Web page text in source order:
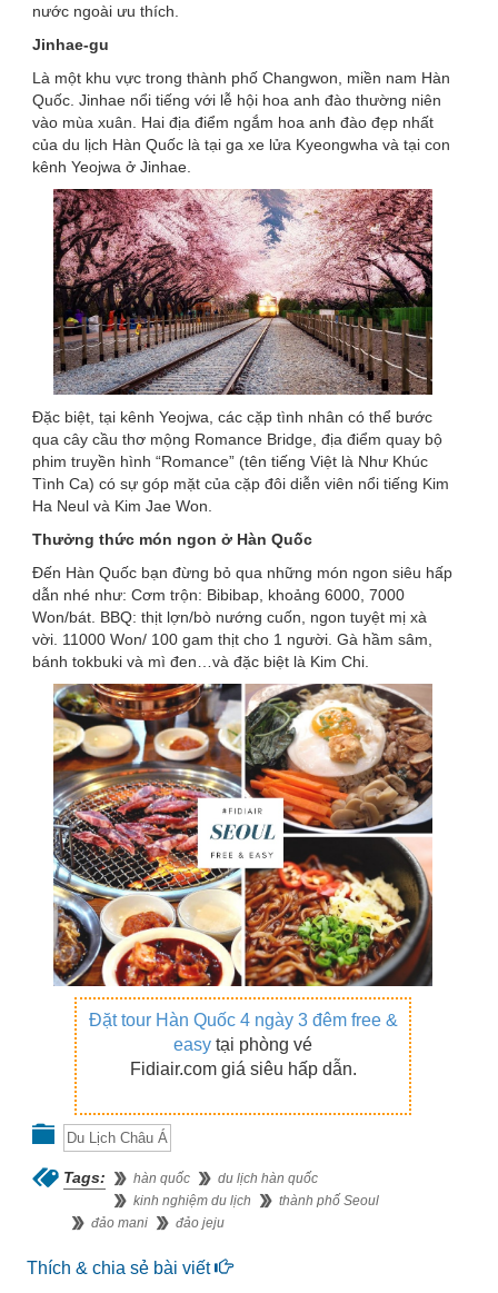
nước ngoài ưu thích.
Jinhae-gu
Là một khu vực trong thành phố Changwon, miền nam Hàn
Quốc. Jinhae nổi tiếng với lễ hội hoa anh đào thường niên
vào mùa xuân. Hai địa điểm ngắm hoa anh đào đẹp nhất
của du lịch Hàn Quốc là tại ga xe lửa Kyeongwha và tại con
kênh Yeojwa ở Jinhae.
Đặc biệt, tại kênh Yeojwa, các cặp tình nhân có thể bước
qua cây cầu thơ mộng Romance Bridge, địa điểm quay bộ
phim truyền hình “Romance” (tên tiếng Việt là Như Khúc
Tình Ca) có sự góp mặt của cặp đôi diễn viên nổi tiếng Kim
Ha Neul và Kim Jae Won.
Thưởng thức món ngon ở Hàn Quốc
Đến Hàn Quốc bạn đừng bỏ qua những món ngon siêu hấp
dẫn nhé như: Cơm trộn: Bibibap, khoảng 6000, 7000
Won/bát. BBQ: thịt lợn/bò nướng cuốn, ngon tuyệt mị xà
vời. 11000 Won/ 100 gam thịt cho 1 người. Gà hầm sâm,
bánh tokbuki và mì đen…và đặc biệt là Kim Chi.
Đặt tour Hàn Quốc 4 ngày 3 đêm free &
easy tại phòng vé
Fidiair.com giá siêu hấp dẫn.
Du Lịch Châu Á
Tags: hàn quốc
du lịch hàn quốc
kinh nghiệm du lịch
thành phố Seoul
đảo mani
đảo jeju
Thích & chia sẻ bài viết